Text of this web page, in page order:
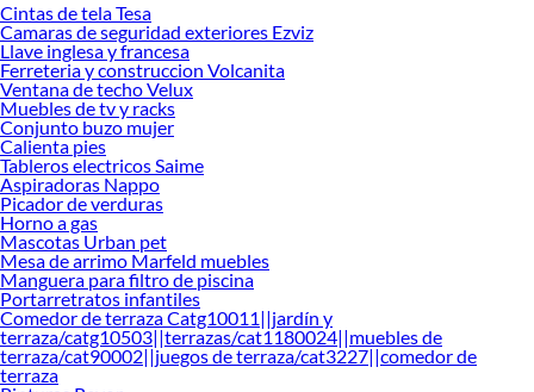
Desde remodelaciones hasta proyectos de decoración, estamos aquí para hacer
tus ideas realidad. ¡Visítanos y encuentra todo lo que tenemos para ofrecerte en
Desodorantes y Aromatizantes!
Explora la variedad de productos de Desodorantes y Aromatizantes en
Sodimac
Herramientas, materiales y accesorios de calidad para tus proyectos y
renovación de espacios. ¡Visítanos y descubre todo lo que tenemos para
ofrecerte!
Encuentra una amplia variedad de productos de Desodorantes y Aromatizantes
en Sodimac. Encuentra todo lo necesario para tus proyectos de renovación y
decoración. ¡Visítanos y haz tus ideas realidad!
Cintas de tela Tesa
Camaras de seguridad exteriores Ezviz
Llave inglesa y francesa
Ferreteria y construccion Volcanita
Ventana de techo Velux
Muebles de tv y racks
Conjunto buzo mujer
Calienta pies
Tableros electricos Saime
Aspiradoras Nappo
Picador de verduras
Horno a gas
Mascotas Urban pet
Mesa de arrimo Marfeld muebles
Manguera para filtro de piscina
Portarretratos infantiles
Comedor de terraza Catg10011||jardín y
terraza/catg10503||terrazas/cat1180024||muebles de
terraza/cat90002||juegos de terraza/cat3227||comedor de
terraza